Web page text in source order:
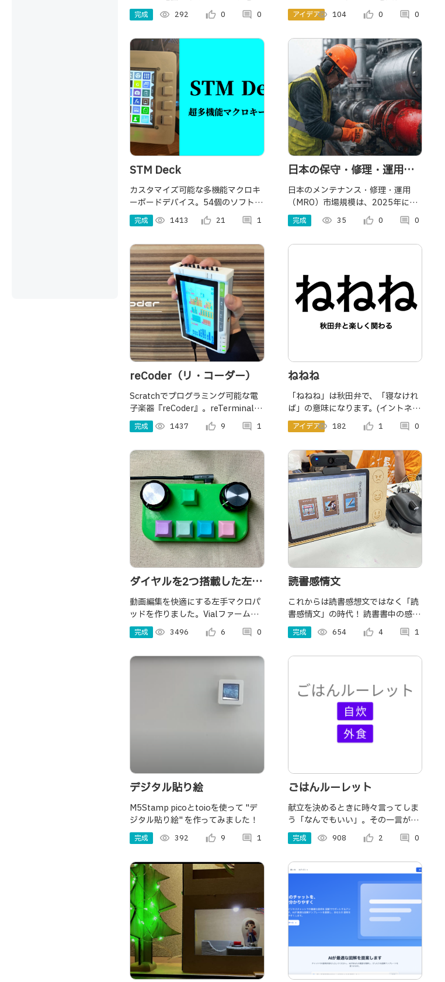
成する過程及び実験を記録した。
完成 visibility 292 thumb_up_alt 0 comment 0
タイヤが動くと、アクリルボールが
転がり移動が可能 ・カメラの画像は
間の顔を認識し近ずき撮影
アイデアvisibility 104 thumb_up_alt 0 comment 0
STM Deck
カスタマイズ可能な多機能マクロキ
ーボードデバイス。54個のソフトウ
ェアボタンと4つの青軸スイッチ、3
つのロータリーエンコーダにより、
PCと連携するアプリも搭載！
完成 visibility 1413 thumb_up_alt 21 comment 1
日本の保守・修理・運用
（MRO）市場：市場規模、
成長、および2026年～
2034年の予測
日本のメンテナンス・修理・運用
（MRO）市場規模は、2025年に
421億米ドルに達しました。今後、
IMARC Groupは、同市場が2034年
年から2034年にかけ
完成 visibility 35 thumb_up_alt 0 comment 0
reCoder（リ・コーダー）
Scratchでプログラミング可能な電
子楽器『reCoder』。reTerminalに
拡張モジュールを取り付け、楽器の
演奏を楽しんだり、リズムマシンの
す。
完成 visibility 1437 thumb_up_alt 9 comment 1
ねねね
「ねねね」は秋田弁で、「寝なけれ
ば」の意味になります。(イントネー
ションで「寝てないじゃないか」の
意も) そんな秋田弁と楽く関われる
アイデアvisibility 182 thumb_up_alt 1 comment 0
ダイヤルを2つ搭載した左手
デバイス（自作キーボー
ド）
動画編集を快適にする左手マクロパ
ッドを作りました。Vialファームウ
ェアを用いることで、キーアサイン
の書き換えが容易です。マイコンは
用。
完成 visibility 3496 thumb_up_alt 6 comment 0
読書感情文
これからは読書感想文ではなく「読
書感情文」の時代！ 読書書中の感情
を読み取って 、それを元に感想文な
らぬ「感情文」として出力してくれ
完成 visibility 654 thumb_up_alt 4 comment 1
デジタル貼り絵
M5Stamp picoとtoioを使って "デ
ジタル貼り絵" を作ってみました！
完成 visibility 392 thumb_up_alt 9 comment 1
ごはんルーレット
献立を決めるときに時々言ってしま
う「なんでもいい」。その一言が原
因で、家族や恋人との雰囲気が悪く
なってしまう恐れが。そんな時にこ
もう！！
完成 visibility 908 thumb_up_alt 2 comment 0